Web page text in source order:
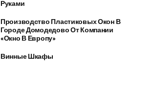
Руками
Производство Пластиковых Окон В
Городе Домодедово От Компании
«Окно В Европу»
Винные Шкафы